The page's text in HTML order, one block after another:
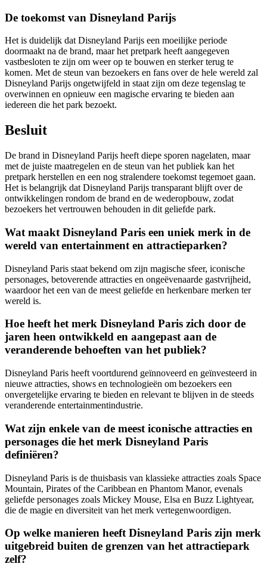
De toekomst van Disneyland Parijs
Het is duidelijk dat Disneyland Parijs een moeilijke periode
doormaakt na de brand, maar het pretpark heeft aangegeven
vastbesloten te zijn om weer op te bouwen en sterker terug te
komen. Met de steun van bezoekers en fans over de hele wereld zal
Disneyland Parijs ongetwijfeld in staat zijn om deze tegenslag te
overwinnen en opnieuw een magische ervaring te bieden aan
iedereen die het park bezoekt.
Besluit
De brand in Disneyland Parijs heeft diepe sporen nagelaten, maar
met de juiste maatregelen en de steun van het publiek kan het
pretpark herstellen en een nog stralendere toekomst tegemoet gaan.
Het is belangrijk dat Disneyland Parijs transparant blijft over de
ontwikkelingen rondom de brand en de wederopbouw, zodat
bezoekers het vertrouwen behouden in dit geliefde park.
Wat maakt Disneyland Paris een uniek merk in de
wereld van entertainment en attractieparken?
Disneyland Paris staat bekend om zijn magische sfeer, iconische
personages, betoverende attracties en ongeëvenaarde gastvrijheid,
waardoor het een van de meest geliefde en herkenbare merken ter
wereld is.
Hoe heeft het merk Disneyland Paris zich door de
jaren heen ontwikkeld en aangepast aan de
veranderende behoeften van het publiek?
Disneyland Paris heeft voortdurend geïnnoveerd en geïnvesteerd in
nieuwe attracties, shows en technologieën om bezoekers een
onvergetelijke ervaring te bieden en relevant te blijven in de steeds
veranderende entertainmentindustrie.
Wat zijn enkele van de meest iconische attracties en
personages die het merk Disneyland Paris
definiëren?
Disneyland Paris is de thuisbasis van klassieke attracties zoals Space
Mountain, Pirates of the Caribbean en Phantom Manor, evenals
geliefde personages zoals Mickey Mouse, Elsa en Buzz Lightyear,
die de magie en diversiteit van het merk vertegenwoordigen.
Op welke manieren heeft Disneyland Paris zijn merk
uitgebreid buiten de grenzen van het attractiepark
zelf?